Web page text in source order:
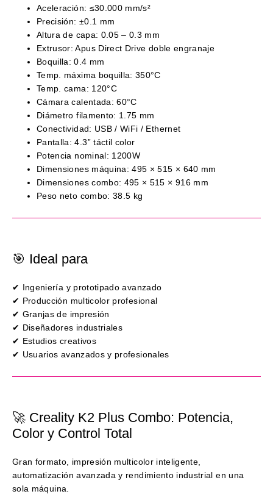
Aceleración: ≤30.000 mm/s²
Precisión: ±0.1 mm
Altura de capa: 0.05 – 0.3 mm
Extrusor: Apus Direct Drive doble engranaje
Boquilla: 0.4 mm
Temp. máxima boquilla: 350°C
Temp. cama: 120°C
Cámara calentada: 60°C
Diámetro filamento: 1.75 mm
Conectividad: USB / WiFi / Ethernet
Pantalla: 4.3” táctil color
Potencia nominal: 1200W
Dimensiones máquina: 495 × 515 × 640 mm
Dimensiones combo: 495 × 515 × 916 mm
Peso neto combo: 38.5 kg
🎯 Ideal para
✔ Ingeniería y prototipado avanzado
✔ Producción multicolor profesional
✔ Granjas de impresión
✔ Diseñadores industriales
✔ Estudios creativos
✔ Usuarios avanzados y profesionales
🚀 Creality K2 Plus Combo: Potencia,
Color y Control Total
Gran formato, impresión multicolor inteligente,
automatización avanzada y rendimiento industrial en una
sola máquina.